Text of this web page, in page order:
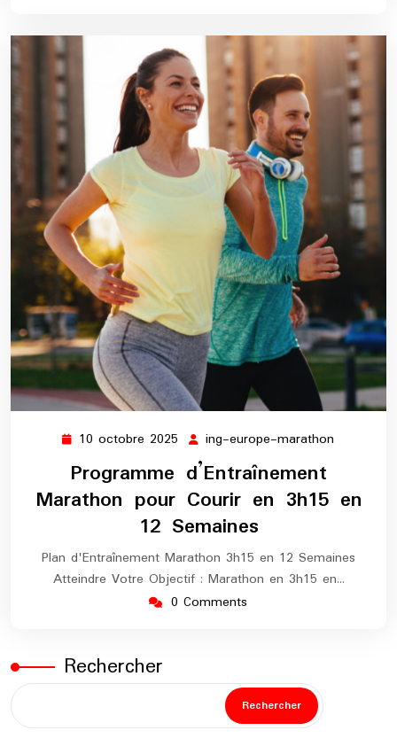
10 octobre 2025 10
octobre
2025
ing-europe-marathon
Programme d’Entraînement
Marathon pour Courir en 3h15 en
12 Semaines
Plan d'Entraînement Marathon 3h15 en 12 Semaines
Atteindre Votre Objectif : Marathon en 3h15 en…
0 Comments
Rechercher
Rechercher